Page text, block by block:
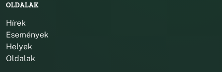
OLDALAK
Hírek
Események
Helyek
Oldalak